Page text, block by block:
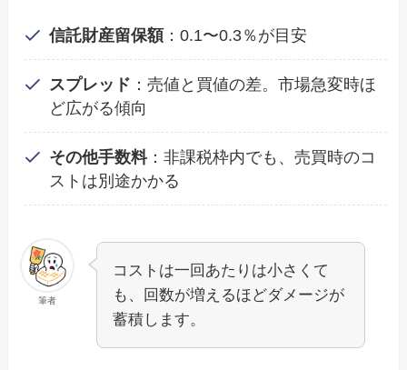
信託財産留保額：0.1〜0.3％が目安
スプレッド ：売値と買値の差。市場急変時ほ
ど広がる傾向
その他手数料：非課税枠内でも、売買時のコ
ストは別途かかる
筆者
コストは一回あたりは小さくて
も、回数が増えるほどダメージが
蓄積します。